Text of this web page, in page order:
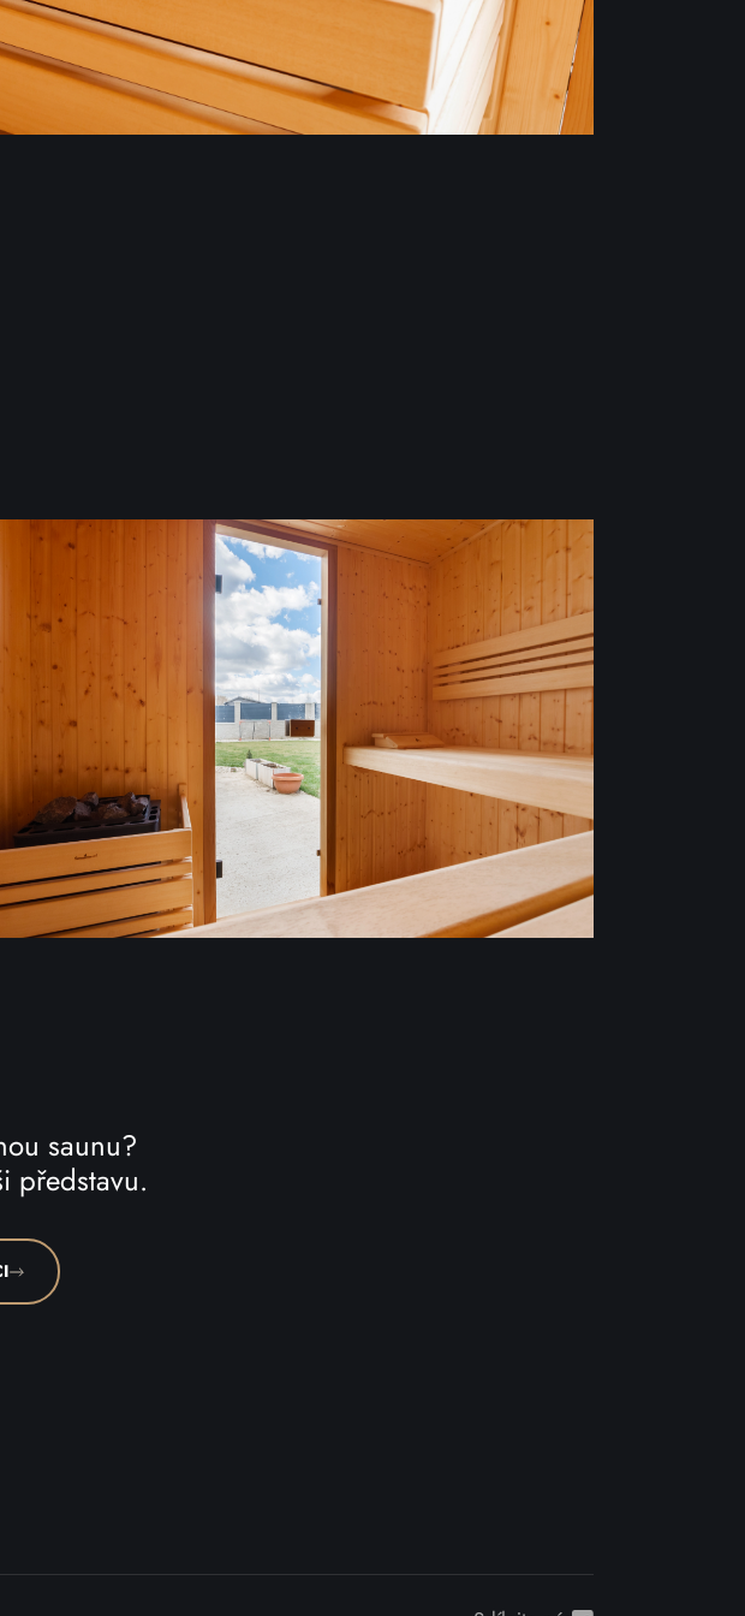
saunu?
představu.